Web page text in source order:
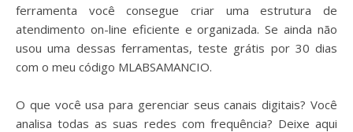
ferramenta você consegue criar uma estrutura de
atendimento on-line eficiente e organizada. Se ainda não
usou uma dessas ferramentas, teste grátis por 30 dias
com o meu código MLABSAMANCIO.
O que você usa para gerenciar seus canais digitais? Você
analisa todas as suas redes com frequência? Deixe aqui